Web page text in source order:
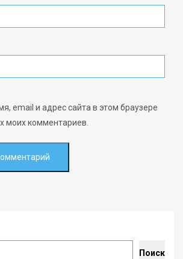
email и адрес сайта в этом браузере
моих комментариев.
Поиск